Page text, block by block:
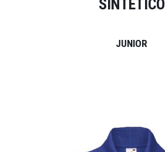
SINTETICO
JUNIOR